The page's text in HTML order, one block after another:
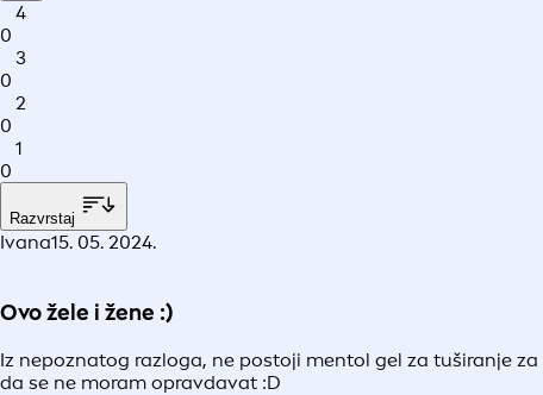
4
0
3
0
2
0
1
0
Razvrstaj
Ivana15. 05. 2024.
Ovo žele i žene :)
Iz nepoznatog razloga, ne postoji mentol gel za tuširanje
da se ne moram opravdavat :D